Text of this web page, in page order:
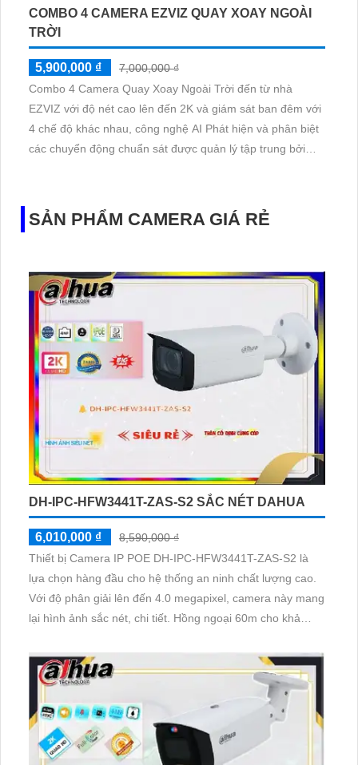
COMBO 4 CAMERA EZVIZ QUAY XOAY NGOÀI
TRỜI
5,900,000 ₫
7,000,000 ₫
Combo 4 Camera Quay Xoay Ngoài Trời đến từ nhà
EZVIZ với độ nét cao lên đến 2K và giám sát ban đêm với
4 chế độ khác nhau, công nghệ AI Phát hiện và phân biệt
các chuyển động chuẩn sát được quản lý tập trung bởi
SẢN PHẨM CAMERA GIÁ RẺ
DH-IPC-HFW3441T-ZAS-S2 SẮC NÉT DAHUA
6,010,000 ₫
8,590,000 ₫
Thiết bị Camera IP POE DH-IPC-HFW3441T-ZAS-S2 là
lựa chọn hàng đầu cho hệ thống an ninh chất lượng cao.
Với độ phân giải lên đến 4.0 megapixel, camera này mang
lại hình ảnh sắc nét, chi tiết. Hồng ngoại 60m cho khả